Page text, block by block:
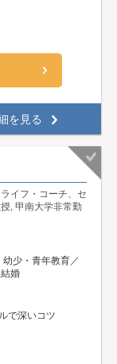
を見る
イフ・コーチ、セ
, 甲南大学非常勤
少・青年教育／
婚
で深いコツ